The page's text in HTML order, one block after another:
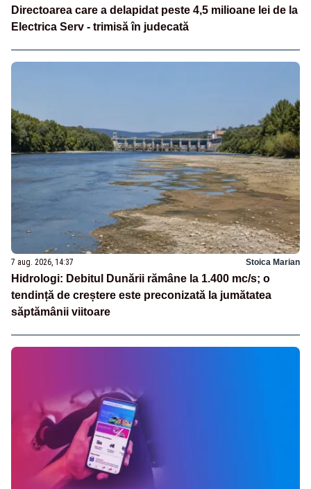
Directoarea care a delapidat peste 4,5 milioane lei de la
Electrica Serv - trimisă în judecată
7 aug. 2026, 14:37 Stoica Marian
Hidrologi: Debitul Dunării rămâne la 1.400 mc/s; o
tendință de creștere este preconizată la jumătatea
săptămânii viitoare